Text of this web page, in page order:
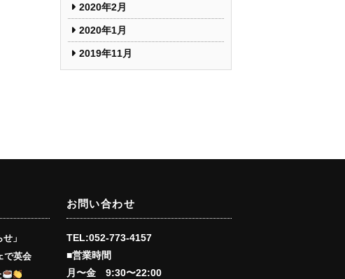
2020年2月
2020年1月
2019年11月
」
で英会
お問い合わせ
TEL:052-773-4157
■営業時間
月〜金 9:30〜22:00